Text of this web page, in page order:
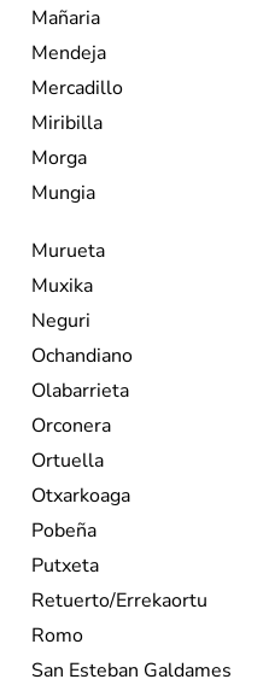
Mañaria
Mendeja
Mercadillo
Miribilla
Morga
Mungia
Murueta
Muxika
Neguri
Ochandiano
Olabarrieta
Orconera
Ortuella
Otxarkoaga
Pobeña
Putxeta
Retuerto/Errekaortu
Romo
San Esteban Galdames